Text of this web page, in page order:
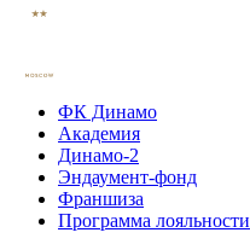
ФК Динамо
Академия
Динамо-2
Эндаумент-фонд
Франшиза
Программа лояльности